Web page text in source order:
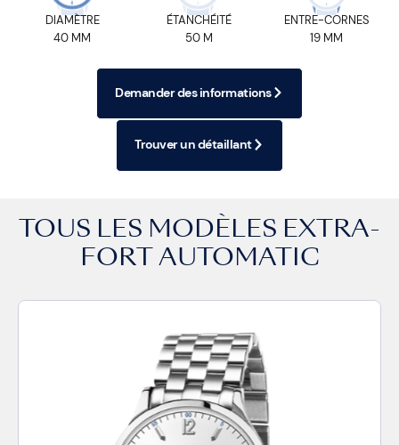
DIAMÈTRE
40 MM
ÉTANCHÉITÉ
50 M
ENTRE-CORNES
19 MM
Demander des informations
Trouver un détaillant
TOUS LES MODÈLES EXTRA-
FORT AUTOMATIC